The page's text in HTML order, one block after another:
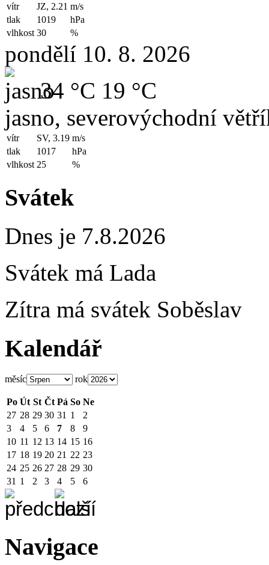
vítr JZ, 2.21 m/s
tlak
1019
hPa
vlhkost 30 %
pondělí 10. 8. 2026
34 °C 19 °C
jasno, severovýchodní
vítr SV, 3.19 m/s
tlak
1017
hPa
vlhkost 25 %
Svátek
Dnes je 7.8.2026
Svátek má Lada
Zítra má svátek Soběslav
Kalendář
měsíc rok
Po Út St Čt Pá So Ne
27 28 29 30 31 1
2
3
4 5 6 7 8
9
10 11 12 13 14 15 16
17 18 19 20 21 22 23
24 25 26 27 28 29 30
31 1 2 3 4 5 6
Navigace